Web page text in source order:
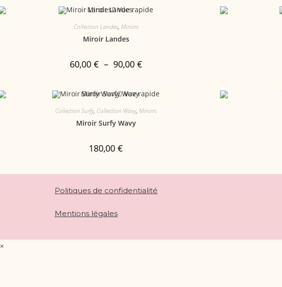
Vue rapide
Collection Landes, Miroirs
Miroir Landes
60,00 € – 90,00 €
Vue rapide
Collection Surfy, Collection Wavy,Miroirs
Miroir Surfy Wavy
180,00€
Politiques de confidentialité
Mentions légales
×